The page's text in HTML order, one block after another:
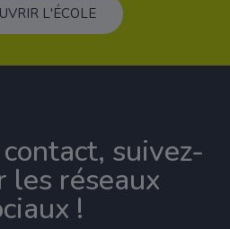
L'ÉCOLE
suivez-
les réseaux
!​